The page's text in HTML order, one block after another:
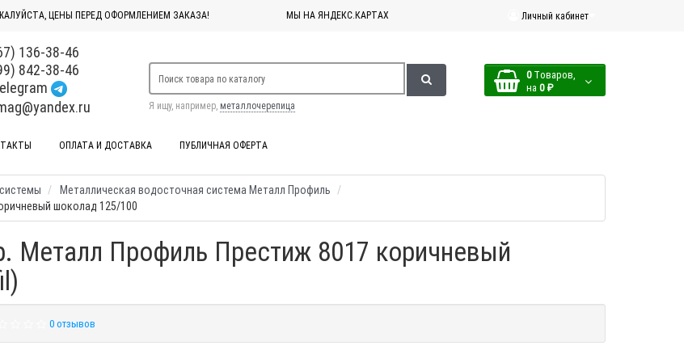
ЦЕНЫ ПЕРЕД ОФОРМЛЕНИЕМ ЗАКАЗА! МЫ НА ЯНДЕКС.КАРТАХ Личный кабинет
136-38-46
842-38-46
0 Tоваров,
на 0 ₽
Я ищу, например, металлочерепица
ОПЛАТА И ДОСТАВКА ПУБЛИЧНАЯ ОФЕРТА
Металлическая водосточная система Металл Профиль
шоколад 125/100
Металл Профиль Престиж 8017 коричневый
0 отзывов